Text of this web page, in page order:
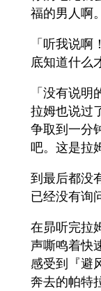
福的男人啊
「听我说
底知道什么
「没有说
拉姆也说过
争取到一分
吧。这是拉
到最后都没
已经没有询
在昴听完拉
声嘶鸣着快
感受到『避
奔去的帕特